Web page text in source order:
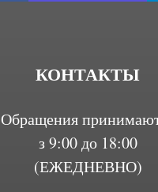
КОНТАКТЫ
Обращения
з 9:00 до 18:00
(ЕЖЕДНЕВНО)